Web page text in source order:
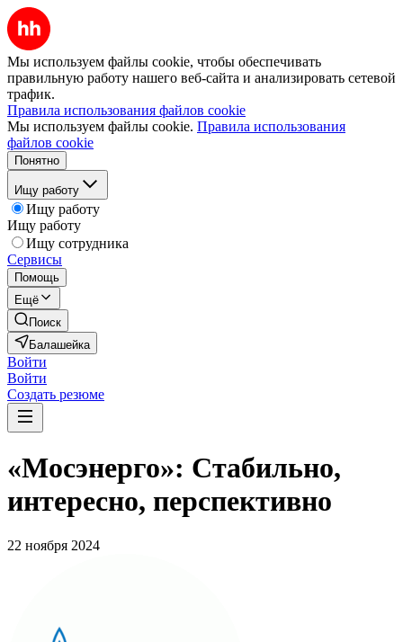
Мы используем файлы cookie, чтобы обеспечивать
правильную работу нашего веб-сайта и анализировать сетевой
трафик.
Правила использования файлов cookie
Мы используем файлы cookie. Правила использования
файлов cookie
Понятно
Ищу работу
Ищу работу
Ищу работу
Ищу сотрудника
Сервисы
Помощь
Ещё
Поиск
Балашейка
Войти
Войти
Создать резюме
«Мосэнерго»: Стабильно,
интересно, перспективно
22 ноября 2024